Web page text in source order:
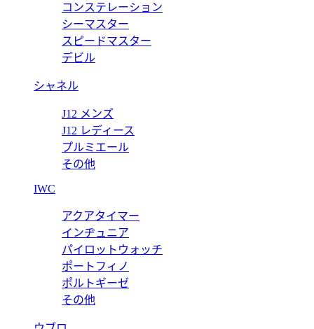
クアテラ 150M 220.13.38.20.02.001 【2025年新作】
コンステレーション
シーマスター
スピードマスター
デビル
シャネル
J12 メンズ
J12 レディース
プルミエール
その他
IWC
アクアタイマー
インヂュニア
パイロットウォッチ
ポートフィノ
ポルトギーゼ
その他